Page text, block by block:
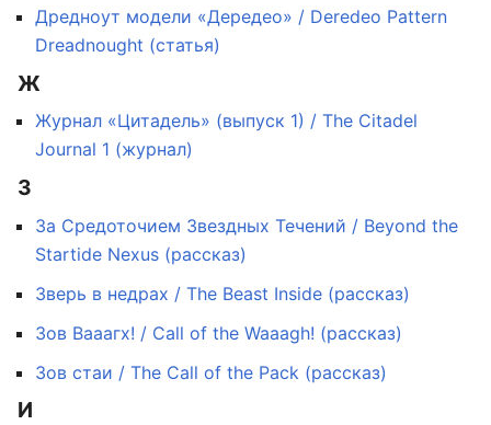
Дредноут модели «Дередео» / Deredeo Pattern
Dreadnought (статья)
Ж
Журнал «Цитадель» (выпуск 1) / The Citadel
Journal 1 (журнал)
З
За Средоточием Звездных Течений / Beyond the
Startide Nexus (рассказ)
Зверь в недрах / The Beast Inside (рассказ)
Зов Вааагх! / Call of the Waaagh! (рассказ)
Зов стаи / The Call of the Pack (рассказ)
И